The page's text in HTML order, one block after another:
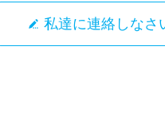
私達に連絡しなさ